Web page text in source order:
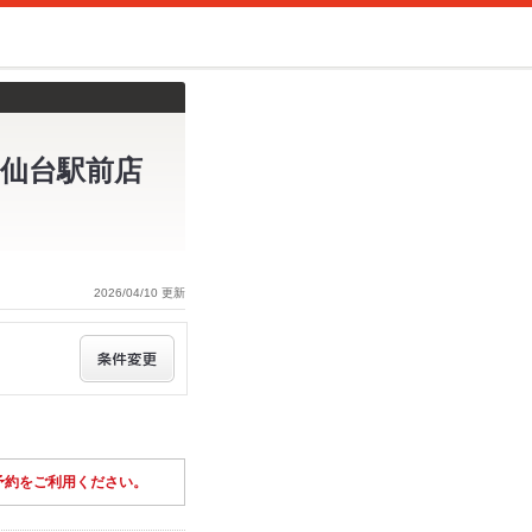
台駅前店
2026/04/10 更新
をご利用ください。